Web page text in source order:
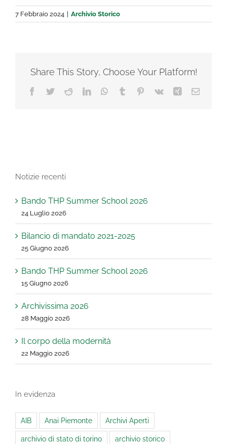
7 Febbraio 2024 Archivio Storico
Share This Story, Choose Your Platform!
Facebook
TwitterRedditLinkedInWhatsApp
TumblrPinterest
Vk XingEmail
Notizie recenti
Bando THP Summer School 2026
24 Luglio 2026
Bilancio di mandato 2021-2025
25 Giugno 2026
Bando THP Summer School 2026
15 Giugno 2026
Archivissima 2026
28 Maggio 2026
Il corpo della modernità
22 Maggio 2026
In evidenza
AIB Anai Piemonte Archivi Aperti
archivio di stato di torino archivio storico